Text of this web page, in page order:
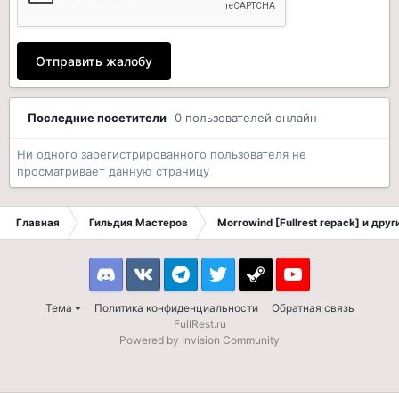
Отправить жалобу
Последние посетители 0 пользователей онлайн
Ни одного зарегистрированного пользователя не
просматривает данную страницу
Главная Гильдия Мастеров Morrowind [Fullrest repack] и
Тема Политика конфиденциальности Обратная связь
DiscordVK TelegramTwitter Steam Youtube
FullRest.ru
Powered by Invision Community